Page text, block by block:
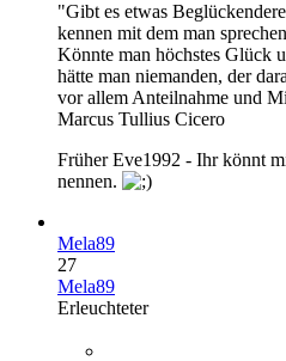
"Gibt es etwas
kennen mit dem man
Könnte man höchstes Glück
hätte man niemanden, der
vor allem Anteilnahme und
Marcus Tullius Cicero
Früher Eve1992 - Ihr könnt
nennen.
Mela89
27
Mela89
Erleuchteter